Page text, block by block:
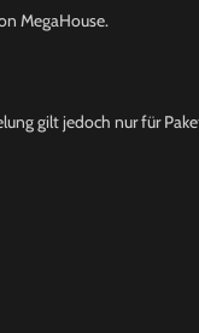
MegaHouse.
gilt jedoch nur für